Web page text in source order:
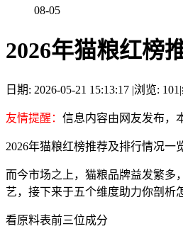
08-05
2026年猫粮红榜
日期: 2026-05-21 15:13:17 |浏览: 101 |
友情提醒： 信息内容由网友发布，
2026年猫粮红榜推荐及排行情况一
而今市场之上，猫粮品牌益发繁多
艺，接下来于五个维度助力你剖析
看原料表前三位成分